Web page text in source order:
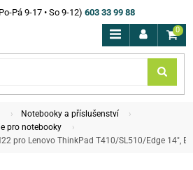
Pá 9-17 • So 9-12) 603 33 99 88
0
Notebooky a příslušenství
pro notebooky
pro Lenovo ThinkPad T410/SL510/Edge 14",